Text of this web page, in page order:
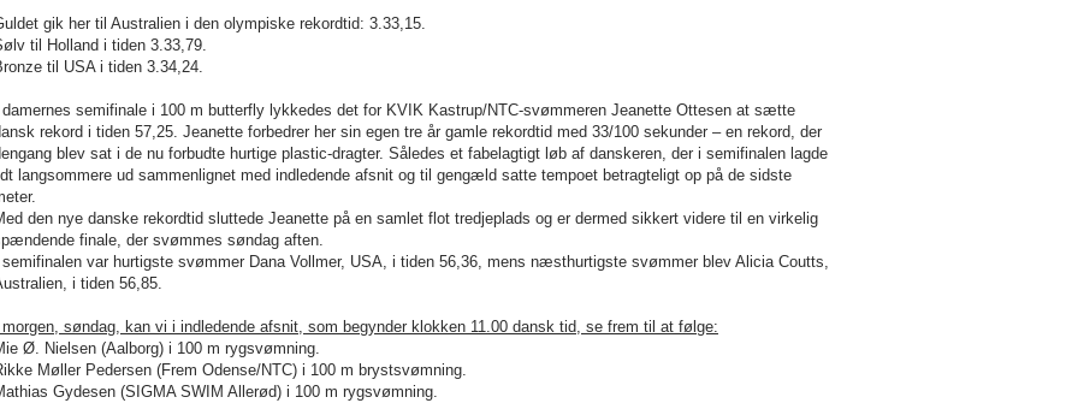
gik her til Australien i den olympiske rekordtid: 3.33,15.
til Holland i tiden 3.33,79.
til USA i tiden 3.34,24.
I damernes semifinale i 100 m butterfly lykkedes det for KVIK Kastrup/NTC-svømmeren Jeanette Ottesen at sætte
rekord i tiden 57,25. Jeanette forbedrer her sin egen tre år gamle rekordtid med 33/100 sekunder – en rekord, der
blev sat i de nu forbudte hurtige plastic-dragter. Således et fabelagtigt løb af danskeren, der i semifinalen lagde
langsommere ud sammenlignet med indledende afsnit og til gengæld satte tempoet betragteligt op på de sidste
den nye danske rekordtid sluttede Jeanette på en samlet flot tredjeplads og er dermed sikkert videre til en virkelig
finale, der svømmes søndag aften.
I semifinalen var hurtigste svømmer Dana Vollmer, USA, i tiden 56,36, mens næsthurtigste svømmer blev Alicia Coutts,
i tiden 56,85.
I morgen, søndag, kan vi i indledende afsnit, som begynder klokken 11.00 dansk tid, se frem til at følge:
Ø. Nielsen (Aalborg) i 100 m rygsvømning.
Møller Pedersen (Frem Odense/NTC) i 100 m brystsvømning.
Gydesen (SIGMA SWIM Allerød) i 100 m rygsvømning.